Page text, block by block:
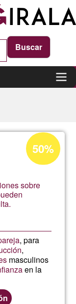
sobre
, para
,
masculinos
en la
Porcentaje
de
aceptación
de
50%